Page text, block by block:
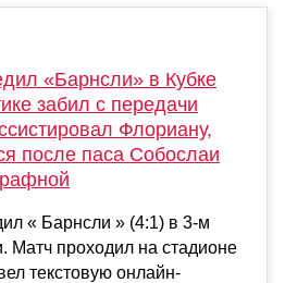
«Барнсли» в Кубке
забил с передачи
Флориану,
после паса Собослаи
« Барнсли » (4:1) в 3-м
Матч проходил на стадионе
текстовую онлайн-